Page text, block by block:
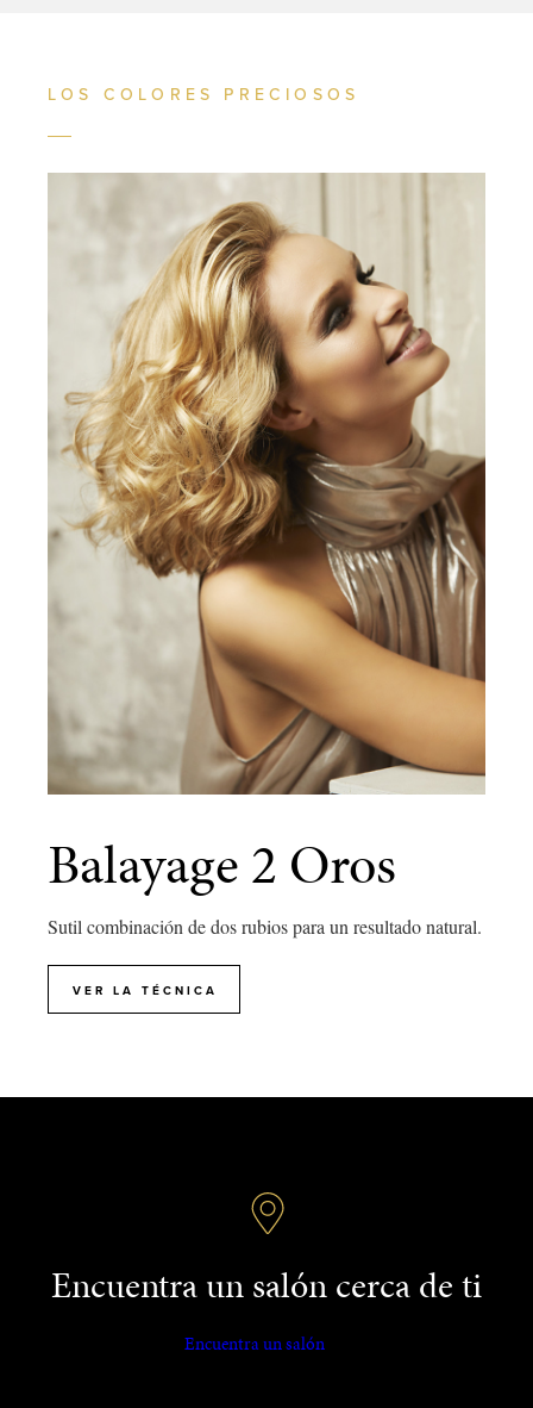
LOS COLORES PRECIOSOS
Balayage 2 Oros
Sutil combinación de dos rubios para un resultado natural.
VER LA TÉCNICA
Encuentra un salón cerca de ti
Encuentra un salón